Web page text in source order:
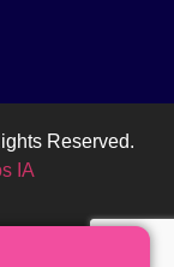
Reserved.
IA